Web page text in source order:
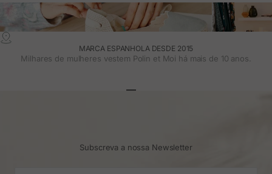
MARCA ESPANHOLA DESDE 2015
Milhares de mulheres vestem Polin et Moi há mais de 10 anos.
Subscreva a nossa Newsletter